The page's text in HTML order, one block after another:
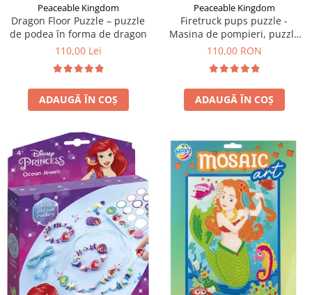
Peaceable Kingdom
Dragon Floor Puzzle – puzzle
de podea în forma de dragon
110,00 Lei
ADAUGĂ ÎN COȘ
Peaceable Kingdom
Firetruck pups puzzle -
Masina de pompieri, puzzle
mare de podea
110,00 RON
ADAUGĂ ÎN COȘ